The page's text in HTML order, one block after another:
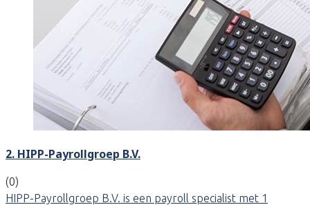
2. HIPP-Payrollgroep B.V.
(0)
HIPP-Payrollgroep B.V. is een payroll specialist met 1